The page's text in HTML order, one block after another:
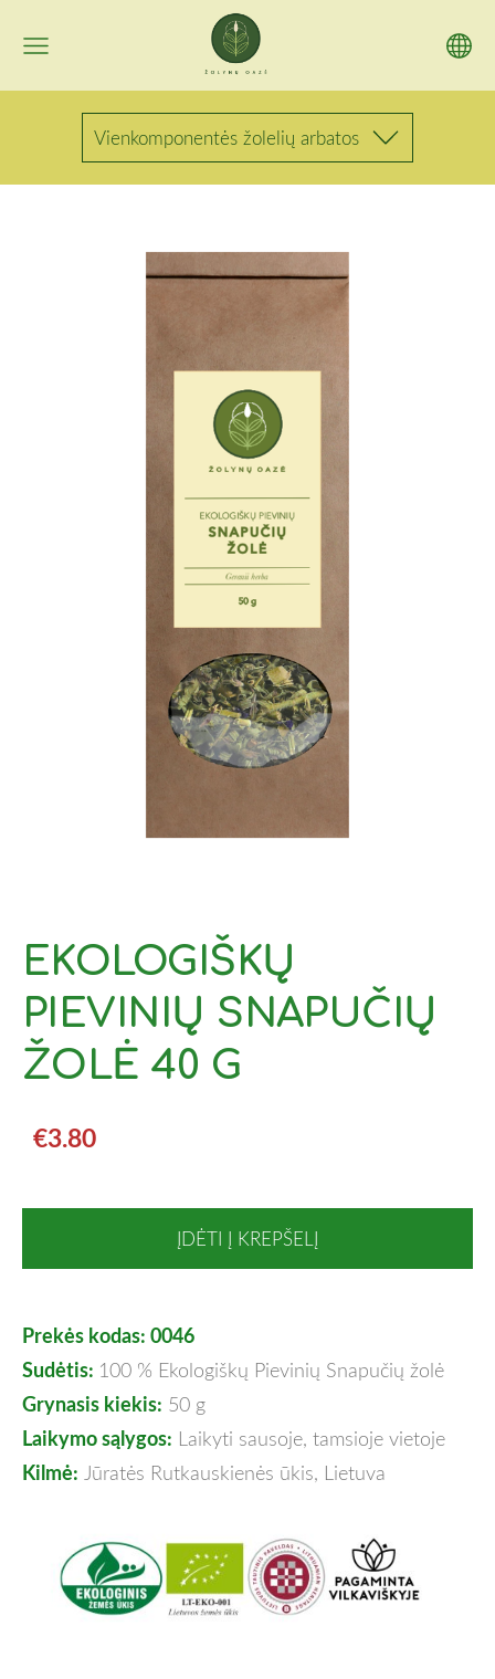
Vienkomponentės žolelių arbatos
EKOLOGIŠKŲ
PIEVINIŲ SNAPUČIŲ
ŽOLĖ 40 G
€3.80
ĮDĖTI Į KREPŠELĮ
Prekės kodas: 0046
Sudėtis: 100 % Ekologiškų Pievinių Snapučių žolė
Grynasis kiekis: 50 g
Laikymo sąlygos: Laikyti sausoje, tamsioje vietoje
Kilmė: Jūratės Rutkauskienės ūkis, Lietuva